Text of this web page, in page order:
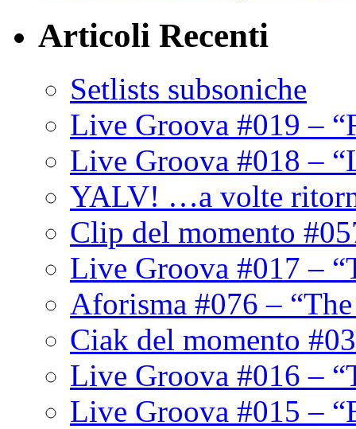
Articoli Recenti
Setlists subsoniche
Live Groova #019 –
Live Groova #018 –
YALV! …a volte
Clip del momento
Live Groova #017 –
Aforisma #076 –
Ciak del momento
Live Groova #016 –
Live Groova #015 –